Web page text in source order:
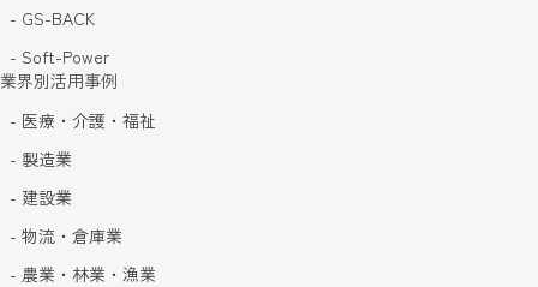
- GS-BACK
- Soft-Power
業界別活用事例
- 医療・介護・福祉
- 製造業
- 建設業
- 物流・倉庫業
- 農業・林業・漁業